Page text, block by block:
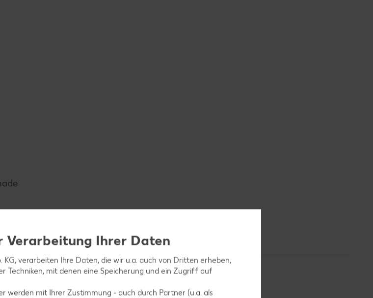
Verarbeitung Ihrer Daten
verarbeiten Ihre Daten, die wir u.a. auch von Dritten erheben,
Techniken, mit denen eine Speicherung und ein Zugriff auf
werden mit Ihrer Zustimmung - auch durch Partner (u.a. als